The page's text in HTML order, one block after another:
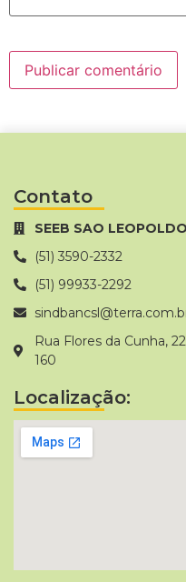
Contato
SEEB SAO LEOPOLDO
(51) 3590-2332
(51) 99933-2292
Rua Flores da Cunha,
160
Localização: